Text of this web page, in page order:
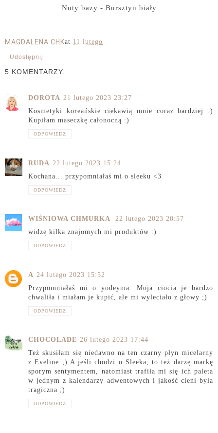
Nuty bazy - Bursztyn biały
MAGDALENA CHKat 11 lutego
Udostępnij
5 KOMENTARZY:
DOROTA 21 lutego 2023 23:27
Kosmetyki koreańskie ciekawią mnie coraz bardziej :)
Kupiłam maseczkę całonocną :)
ODPOWIEDZ
RUDA 22 lutego 2023 15:24
Kochana... przypomniałaś mi o sleeku <3
ODPOWIEDZ
WIŚNIOWA CHMURKA
22 lutego 2023 20:57
widzę kilka znajomych mi produktów :)
ODPOWIEDZ
A 24 lutego 2023 15:52
Przypomniałaś mi o yodeyma. Moja ciocia je bardzo
chwaliła i miałam je kupić, ale mi wyleciało z głowy ;)
ODPOWIEDZ
CHOCOLADE 26 lutego 2023 17:44
Też skusiłam się niedawno na ten czarny płyn micelarny
z Eveline ;) A jeśli chodzi o Sleeka, to też darzę markę
sporym sentymentem, natomiast trafiła mi się ich paleta
w jednym z kalendarzy adwentowych i jakość cieni była
tragiczna ;)
ODPOWIEDZ